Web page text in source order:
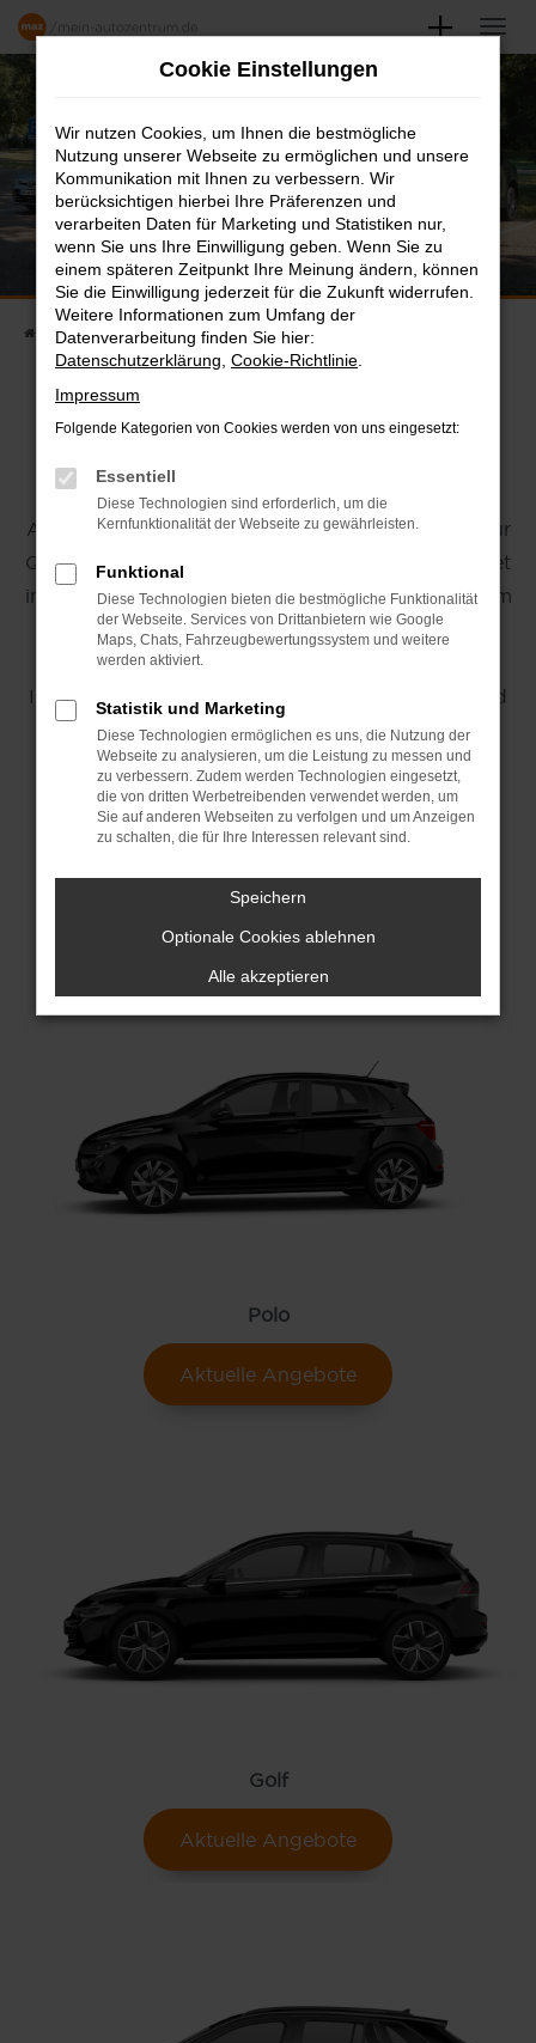
Zum
Hauptinhalt
Startseite Marken Volkswagen
Innovation und Tradition vereint
Volkswagen ist eine der weltweit bekanntesten
Automobilmarken und steht seit über 80 Jahren für
Qualität, Innovation und Zuverlässigkeit. Gegründet
im Jahr 1937, entwickelte sich Volkswagen zu einem
globalen Vorreiter in der Automobilindustrie. Die
Marke ist bekannt für ihre technologischen
Innovationen, ihren unverkennbaren Designstil und
ihr Engagement für nachhaltige Mobilität.
Volkswagen konfigurieren
Volkswagen Modelle
Polo
Aktuelle Angebote
Golf
Aktuelle Angebote
Cookie Einstellungen
Wir nutzen Cookies, um Ihnen die bestmögliche
Nutzung unserer Webseite zu ermöglichen und unsere
Kommunikation mit Ihnen zu verbessern. Wir
berücksichtigen hierbei Ihre Präferenzen und
verarbeiten Daten für Marketing und Statistiken nur,
wenn Sie uns Ihre Einwilligung geben. Wenn Sie zu
einem späteren Zeitpunkt Ihre Meinung ändern, können
Sie die Einwilligung jederzeit für die Zukunft widerrufen.
Weitere Informationen zum Umfang der
Datenverarbeitung finden Sie hier:
Datenschutzerklärung Cookie-Richtlinie
Impressum
Folgende Kategorien von Cookies werden von uns eingesetzt:
Essentiell
Diese Technologien sind erforderlich, um die
Kernfunktionalität der Webseite zu gewährleisten.
Funktional
Diese Technologien bieten die bestmögliche Funktionalität
der Webseite. Services von Drittanbietern wie Google
Maps, Chats, Fahrzeugbewertungssystem und weitere
werden aktiviert.
Statistik und Marketing
Diese Technologien ermöglichen es uns, die Nutzung der
Webseite zu analysieren, um die Leistung zu messen und
zu verbessern. Zudem werden Technologien eingesetzt,
die von dritten Werbetreibenden verwendet werden, um
Sie auf anderen Webseiten zu verfolgen und um Anzeigen
zu schalten, die für Ihre Interessen relevant sind.
Speichern
Optionale Cookies ablehnen
Alle akzeptieren